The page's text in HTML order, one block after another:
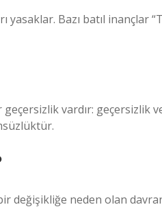
Bazı batıl inançlar
vardır: geçersizlik
değişikliğe neden olan